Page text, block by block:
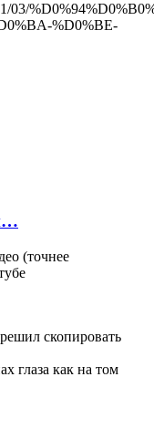
03/
%D0%BE-
(точнее
скопировать
глаза как на том